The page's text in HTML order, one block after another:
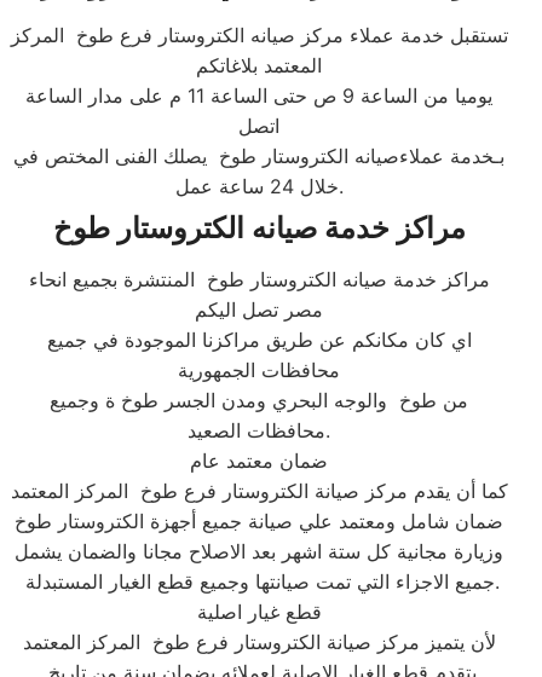
تستقبل خدمة عملاء مركز صيانه الكتروستار فرع طوخ المركز
المعتمد بلاغاتكم
يوميا من الساعة 9 ص حتى الساعة 11 م على مدار الساعة
اتصل
بـخدمة عملاءصيانه الكتروستار طوخ يصلك الفنى المختص في
خلال 24 ساعة عمل.​
مراكز خدمة صيانه الكتروستار طوخ
مراكز خدمة صيانه الكتروستار طوخ المنتشرة بجميع انحاء
مصر تصل اليكم
اي كان مكانكم عن طريق مراكزنا الموجودة في جميع
محافظات الجمهورية
من طوخ والوجه البحري ومدن الجسر طوخ ة وجميع
محافظات الصعيد.​
ضمان معتمد عام
كما أن يقدم مركز صيانة الكتروستار فرع طوخ المركز المعتمد
ضمان شامل ومعتمد علي صيانة جميع أجهزة الكتروستار طوخ
وزيارة مجانية كل ستة اشهر بعد الاصلاح مجانا والضمان يشمل
جميع الاجزاء التي تمت صيانتها وجميع قطع الغيار المستبدلة.​​
قطع غيار اصلية
لأن يتميز مركز صيانة الكتروستار فرع طوخ المركز المعتمد